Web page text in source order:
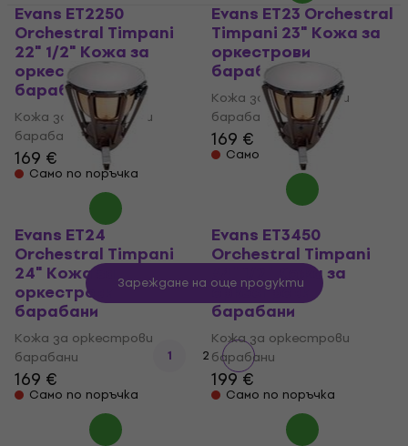
Evans ET2250
Orchestral Timpani
22" 1/2" Кожа за
оркестрови
барабани
Кожа за оркестрови
барабани
169 €
Само по поръчка
Evans ET23 Orchestral
Timpani 23" Кожа за
оркестрови
барабани
Кожа за оркестрови
барабани
169 €
Само по поръчка
Evans ET24
Orchestral Timpani
24" Кожа за
оркестрови
барабани
Кожа за оркестрови
барабани
169 €
Само по поръчка
Evans ET3450
Orchestral Timpani
34" 1/2" Кожа за
оркестрови
барабани
Кожа за оркестрови
барабани
199 €
Само по поръчка
Зареждане на още продукти
1 2